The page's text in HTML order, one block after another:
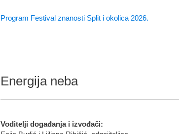
Program Festival znanosti Split i okolica 2026.
Energija neba
Voditelji događanja i izvođači: